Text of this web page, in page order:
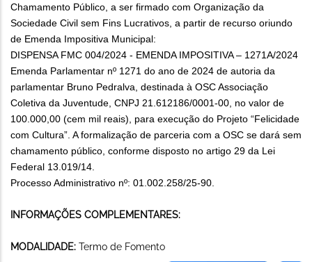
Chamamento Público, a ser firmado com Organização da
Sociedade Civil sem Fins Lucrativos, a partir de recurso oriundo
de Emenda Impositiva Municipal:
DISPENSA FMC 004/2024 - EMENDA IMPOSITIVA – 1271A/2024
Emenda Parlamentar nº 1271 do ano de 2024 de autoria da
parlamentar Bruno Pedralva, destinada à OSC Associação
Coletiva da Juventude, CNPJ 21.612186/0001-00, no valor de
100.000,00 (cem mil reais), para execução do Projeto “Felicidade
com Cultura”. A formalização de parceria com a OSC se dará sem
chamamento público, conforme disposto no artigo 29 da Lei
Federal 13.019/14.
Processo Administrativo nº: 01.002.258/25-90.
INFORMAÇÕES COMPLEMENTARES:
MODALIDADE: Termo de Fomento